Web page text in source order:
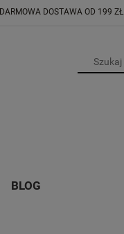
BLOG
DARMOWA DOSTAWA OD 199 ZŁ